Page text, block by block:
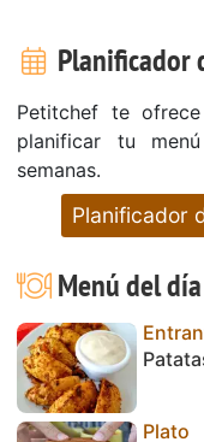
Planificador
Petitchef te
planificar tu
semanas.
Planificador
Menú del día
Plato